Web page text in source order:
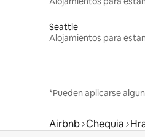
Seattle
*Pueden aplicarse
Airbnb Chequia